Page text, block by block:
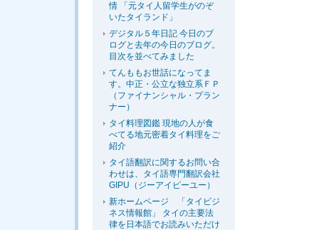
情 「元タイ人留学生がのぞ
いたタイランド」
デジタル５年日記 今日のブ
ログと去年の今日のブログ。
目次を並べてみました
てんももお世話になってま
す。中正・公立な独立系ＦＰ
（ファイナンシャル・プラン
ナー）
タイ料理図鑑 現地の人が食
べてる地元密着タイ料理をご
紹介
タイ語翻訳に関するお問い合
わせは、タイ語専門翻訳会社
GIPU（ジーアイピーユー）
新ホームページ 「タイビジ
ネス情報館」 タイの主要法
律を日本語でお読みいただけ